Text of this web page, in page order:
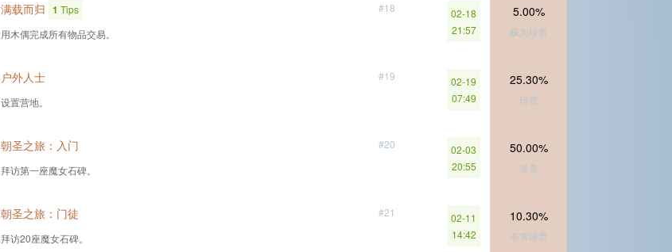
#18
满载而归 1 Tips
用木偶完成所有物品交易。
02-18
21:57
5.00%
极为珍贵
#19
户外人士
设置营地。
02-19
07:49
25.30%
珍贵
#20
朝圣之旅：入门
拜访第一座魔女石碑。
02-03
20:55
50.00%
珍贵
#21
朝圣之旅：门徒
拜访20座魔女石碑。
02-11
14:42
10.30%
非常珍贵